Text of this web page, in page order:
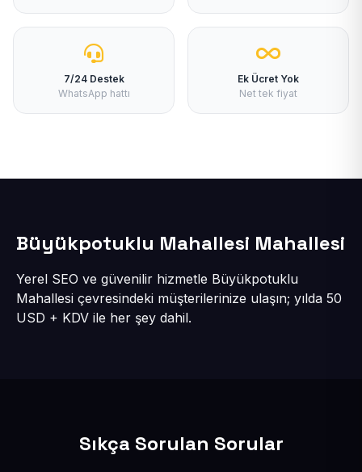
7/24 Destek
WhatsApp hattı
Ek Ücret Yok
Net tek fiyat
Büyükpotuklu Mahallesi Mahallesi
Yerel SEO ve güvenilir hizmetle Büyükpotuklu
Mahallesi çevresindeki müşterilerinize ulaşın; yılda 50
USD + KDV ile her şey dahil.
Sıkça Sorulan Sorular